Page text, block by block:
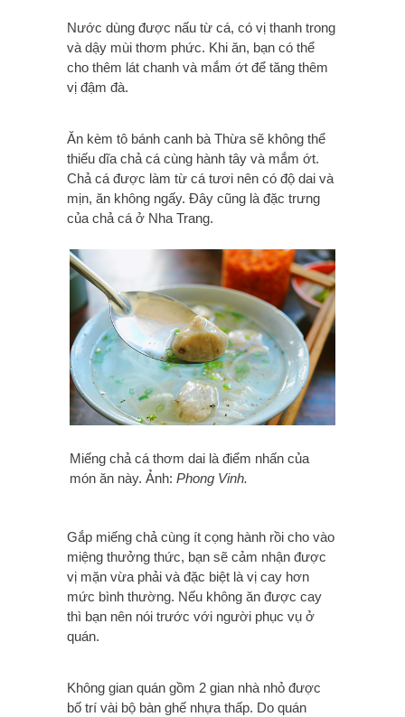
Nước dùng được nấu từ cá, có vị thanh trong
và dậy mùi thơm phức. Khi ăn, bạn có thể
cho thêm lát chanh và mắm ớt để tăng thêm
vị đậm đà.
Ăn kèm tô bánh canh bà Thừa sẽ không thể
thiếu dĩa chả cá cùng hành tây và mắm ớt.
Chả cá được làm từ cá tươi nên có độ dai và
mịn, ăn không ngấy. Đây cũng là đặc trưng
của chả cá ở Nha Trang.
Miếng chả cá thơm dai là điểm nhấn của
món ăn này. Ảnh: Phong Vinh.
Gắp miếng chả cùng ít cọng hành rồi cho vào
miệng thưởng thức, bạn sẽ cảm nhận được
vị mặn vừa phải và đặc biệt là vị cay hơn
mức bình thường. Nếu không ăn được cay
thì bạn nên nói trước với người phục vụ ở
quán.
Không gian quán gồm 2 gian nhà nhỏ được
bố trí vài bộ bàn ghế nhựa thấp. Do quán